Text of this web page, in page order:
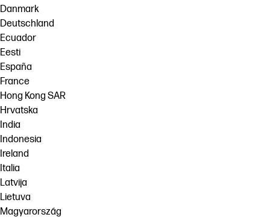
Danmark
Deutschland
Ecuador
Eesti
España
France
Hong Kong SAR
Hrvatska
India
Indonesia
Ireland
Italia
Latvija
Lietuva
Magyarország